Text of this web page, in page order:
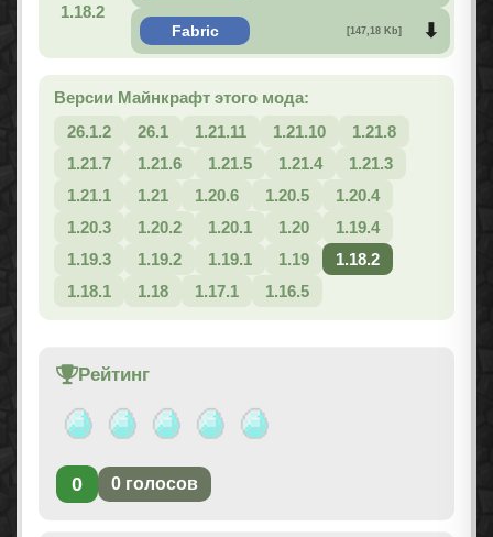
1.18.2
Fabric [147,18 Kb]
Версии Майнкрафт этого мода:
26.1.2
26.1 1.21.11 1.21.10
1.21.8
1.21.7
1.21.6 1.21.5 1.21.4
1.21.3
1.21.1
1.21 1.20.6 1.20.5
1.20.4
1.20.3
1.20.2 1.20.1 1.20
1.19.4
1.19.3
1.19.2 1.19.1 1.19
1.18.2
1.18.1
1.18 1.17.1 1.16.5
Рейтинг
0 0 голосов